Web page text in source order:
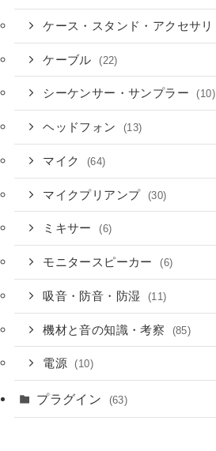
ケース・スタンド・アクセサリ
ケーブル (22)
シーケンサー・サンプラー (10)
ヘッドフォン (13)
マイク (64)
マイクプリアンプ (30)
ミキサー (6)
モニタースピーカー (6)
吸音・防音・防湿 (11)
機材と音の知識・考察 (85)
電源 (10)
プラグイン (63)